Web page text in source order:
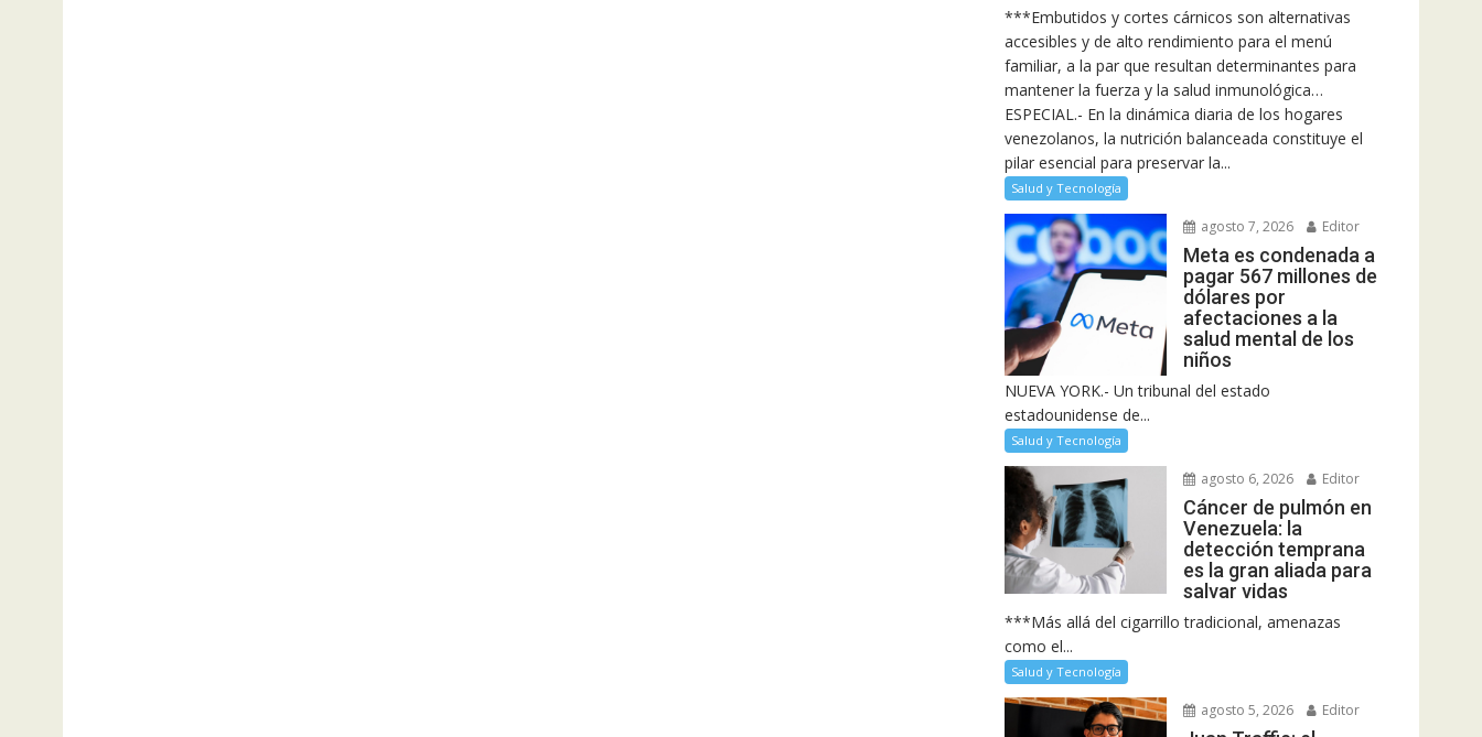
***Embutidos y cortes cárnicos son alternativas
accesibles y de alto rendimiento para el menú
familiar, a la par que resultan determinantes para
mantener la fuerza y la salud inmunológica…
ESPECIAL.- En la dinámica diaria de los hogares
venezolanos, la nutrición balanceada constituye el
pilar esencial para preservar la...
Salud y Tecnología
agosto 7, 2026 Editor
Meta es condenada a
pagar 567 millones de
dólares por
afectaciones a la
salud mental de los
niños
NUEVA YORK.- Un tribunal del estado
estadounidense de...
Salud y Tecnología
agosto 6, 2026 Editor
Cáncer de pulmón en
Venezuela: la
detección temprana
es la gran aliada para
salvar vidas
***Más allá del cigarrillo tradicional, amenazas
como el...
Salud y Tecnología
agosto 5, 2026 Editor